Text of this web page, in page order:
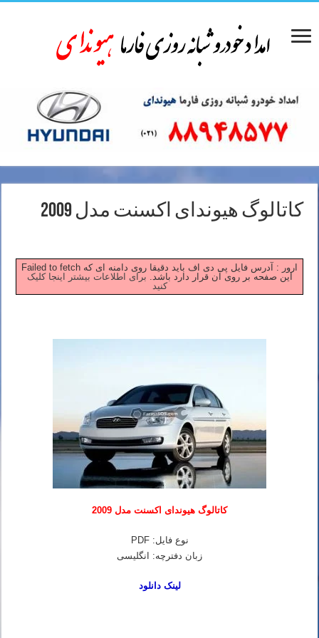
کاتالوگ هیوندای اکسنت مدل 2009
Failed to fetch ارور : آدرس فایل پی دی اف باید دقیقا روی دامنه ای که
این صفحه بر روی آن قرار دارد باشد. برای اطلاعات بیشتر اینجا کلیک
کنید
کاتالوگ هیوندای اکسنت مدل 2009
نوع فایل: PDF
زبان دفترچه: انگلیسی
لینک دانلود